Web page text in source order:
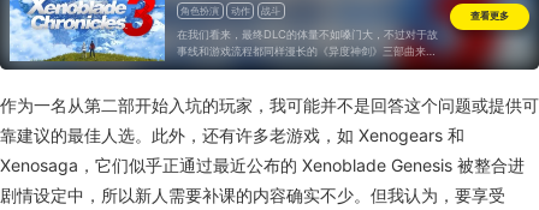
角色扮演 动作 战斗
在我们看来，最终DLC的体量不如嗓门大，不过对于故
事线和游戏流程都同样漫长的《异度神剑》三部曲来
说，一个20小时的DLC也只能是点缀，而不是盖棺定
查看更多
作为一名从第二部开始入坑的玩家，我可能并不是回答这个问题或提供可
靠建议的最佳人选。此外，还有许多老游戏，如 Xenogears 和
Xenosaga，它们似乎正通过最近公布的 Xenoblade Genesis 被整合进
剧情设定中，所以新人需要补课的内容确实不少。但我认为，要享受